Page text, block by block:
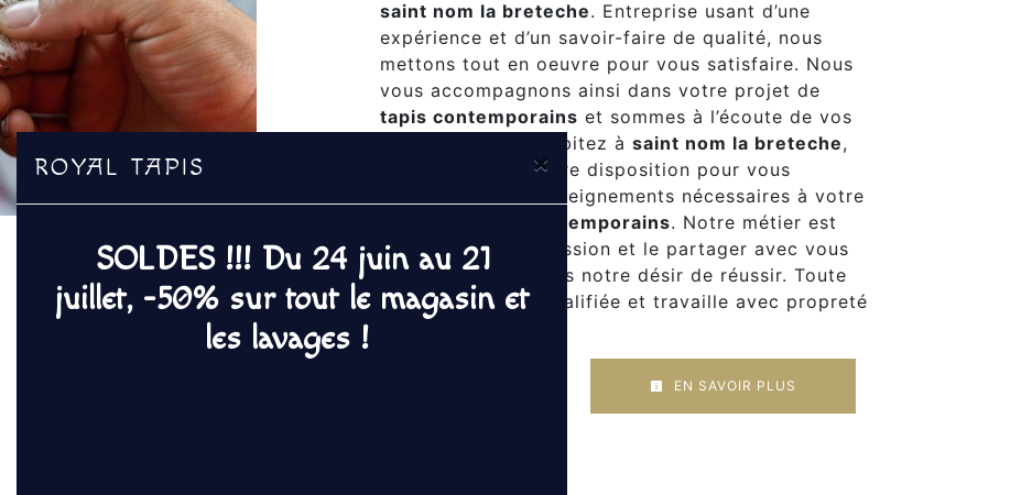
ROYAL TAPIS ×
SOLDES !!! Du 24 juin au 21
juillet, -50% sur tout le magasin et
les lavages !
saint nom la breteche. Entreprise usant d’une
expérience et d’un savoir-faire de qualité, nous
mettons tout en oeuvre pour vous satisfaire. Nous
vous accompagnons ainsi dans votre projet de
tapis contemporains et sommes à l’écoute de vos
besoins. Si vous habitez à saint nom la breteche,
nous sommes à votre disposition pour vous
transmettre les renseignements nécessaires à votre
tapis contemporains. Notre métier est
avant tout notre passion et le partager avec vous
renforce encore plus notre désir de réussir. Toute
notre équipe est qualifiée et travaille avec propreté
EN SAVOIR PLUS